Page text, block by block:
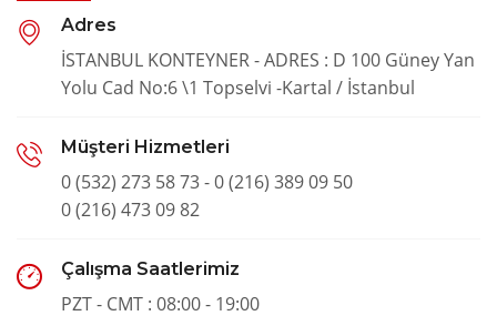
Adres
İSTANBUL KONTEYNER - ADRES : D 100 Güney Yan
Yolu Cad No:6 \1 Topselvi -Kartal / İstanbul
Müşteri Hizmetleri
0 (532) 273 58 73 - 0 (216) 389 09 50
0 (216) 473 09 82
Çalışma Saatlerimiz
PZT - CMT : 08:00 - 19:00